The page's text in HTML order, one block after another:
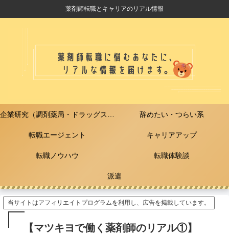
薬剤師転職とキャリアのリアル情報
企業研究（調剤薬局・ドラッグストア） 辞めたい・つらい系
転職エージェント キャリアアップ
転職ノウハウ 転職体験談
派遣
当サイトはアフィリエイトプログラムを利用し、広告を掲載しています。
【マツキヨで働く薬剤師のリアル①】